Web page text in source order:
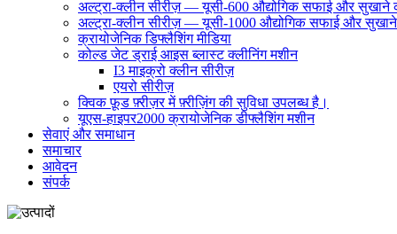
अल्ट्रा-क्लीन सीरीज़ — यूसी-600 औद्योगिक सफाई और सुखाने
अल्ट्रा-क्लीन सीरीज़ — यूसी-1000 औद्योगिक सफाई और
क्रायोजेनिक डिफ्लैशिंग मीडिया
कोल्ड जेट ड्राई आइस ब्लास्ट क्लीनिंग मशीन
I3 माइक्रो क्लीन सीरीज़
एयरो सीरीज़
क्विक फ़ूड फ़्रीज़र में फ़्रीज़िंग की सुविधा उपलब्ध है।
यूएस-हाइपर2000 क्रायोजेनिक डीफ्लैशिंग मशीन
सेवाएं और समाधान
समाचार
आवेदन
संपर्क